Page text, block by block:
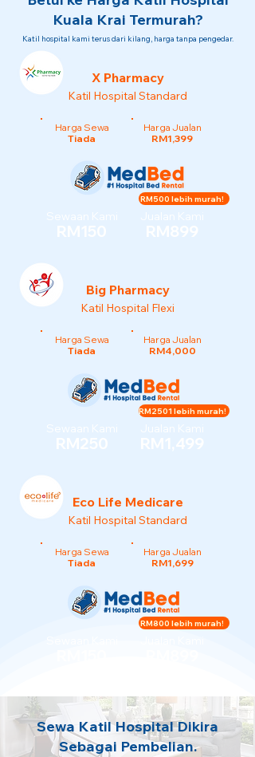
Kuala Krai Termurah?
Katil hospital kami terus dari kilang, harga tanpa pengedar.
X Pharmacy
Katil Hospital Standard
Harga Sewa
Tiada
Harga Jualan
RM1,399
Sewaan Kami
RM150
Jualan Kami
RM899
RM500 lebih murah!
Big Pharmacy
Katil Hospital Flexi
Harga Sewa
Tiada
Harga Jualan
RM4,000
Sewaan Kami
RM250
Jualan Kami
RM1,499
RM2501 lebih murah!
Eco Life Medicare
Katil Hospital Standard
Harga Sewa
Tiada
Harga Jualan
RM1,699
RM800 lebih murah!
Sewa Katil Hospital Dikira
Sebagai Pembelian.